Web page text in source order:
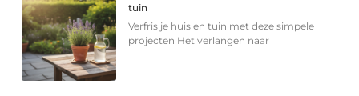
tuin
Verfris je huis en tuin met deze simpele
projecten Het verlangen naar